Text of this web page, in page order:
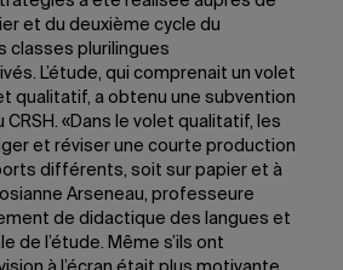
et du deuxième cycle du
classes plurilingues
L’étude, qui comprenait un volet
qualitatif, a obtenu une subvention
«Dans le volet qualitatif, les
et réviser une courte production
différents, soit sur papier et à
Arseneau, professeure
de didactique des langues et
de l’étude. Même s’ils ont